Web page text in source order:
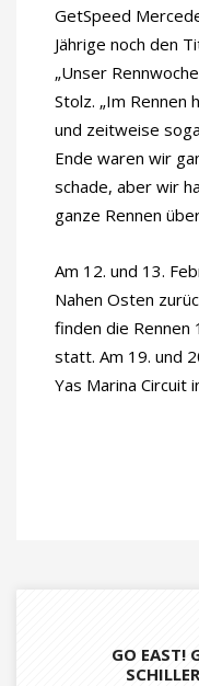
GetSpeed
Jährige noch den
„Unser
Stolz. „Im Rennen
und zeitweise
Ende waren wir
schade, aber wir
ganze Rennen
Am 12. und 13.
Nahen Osten
finden die Rennen
statt. Am 19. und
Yas Marina Circuit
GO EAST!